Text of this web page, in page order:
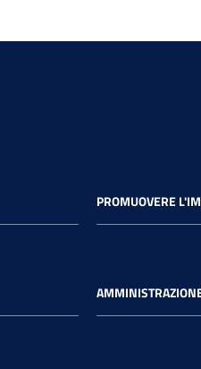
PROMUOVERE